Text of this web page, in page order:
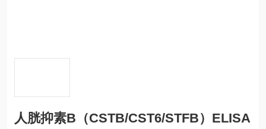
人胱抑素B（CSTB/CST6/STFB）ELISA